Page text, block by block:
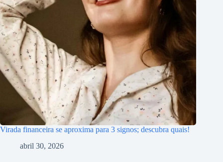
Virada financeira se aproxima para 3 signos; descubra quais!
abril 30, 2026